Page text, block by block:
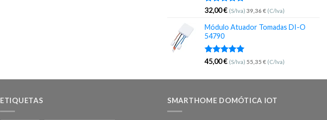
Avaliação
32,00€ (S/Iva) 39,36 € (C/Iva)
Módulo Atuador Tomadas DI-O
54790
Avaliação
45,00€ (S/Iva) 55,35 € (C/Iva)
ETIQUETAS SMARTHOME DOMÓTICA IOT